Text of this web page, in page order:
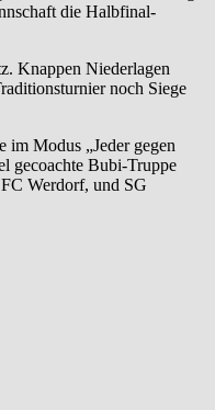
die Halbfinal-
Knappen Niederlagen
noch Siege
im Modus „Jeder gegen
gecoachte Bubi-Truppe
Werdorf, und SG